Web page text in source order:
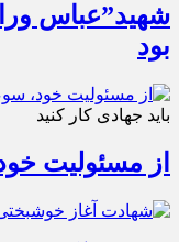
شهید”عباس
بود
باید جهادی کار کنید
از مسئولیت